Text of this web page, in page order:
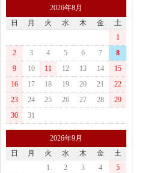
2026年8月
日
月 火 水 木 金
土
1
2
3 4 5 6 7
8
9
10 11 12 13 14
15
16
17 18 19 20 21
22
23
24 25 26 27 28
29
30
31
2026年9月
日
月 火 水 木 金
土
1
2 3 4
5